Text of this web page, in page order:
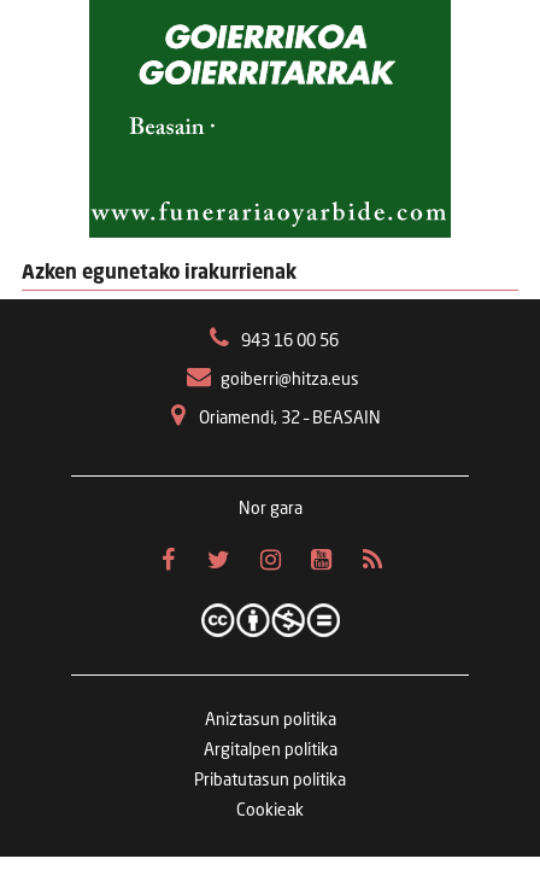
Azken egunetako irakurrienak
943 16 00 56
goiberri@hitza.eus
Oriamendi, 32 – BEASAIN
Nor gara
Aniztasun politika
Argitalpen politika
Pribatutasun politika
Cookieak